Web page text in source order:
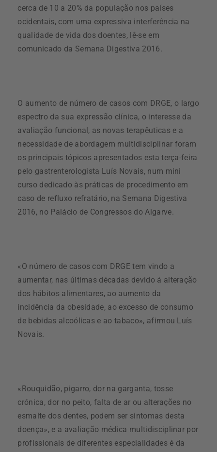
cerca de 10 a 20% da população nos países
ocidentais, com uma expressiva interferência na
qualidade de vida dos doentes, lê-se em
comunicado da Semana Digestiva 2016.
O aumento de número de casos com DRGE, o largo
espectro da sua expressão clínica, o interesse da
avaliação funcional, as novas terapêuticas e a
necessidade de abordagem multidisciplinar foram
os principais tópicos apresentados esta terça-feira
pelo gastrenterologista Luís Novais, num mini
curso dedicado às práticas de procedimento em
caso de refluxo refratário, na Semana Digestiva
2016, no Palácio de Congressos do Algarve.
«O número de casos com DRGE tem vindo a
aumentar, nas últimas décadas devido á alteração
dos hábitos alimentares, ao aumento da
incidência da obesidade, ao excesso de consumo
de bebidas alcoólicas e ao tabaco», afirmou Luís
Novais.
«Rouquidão, pigarro, dor na garganta, tosse
crónica, dor no peito, falta de ar ou alterações no
esmalte dos dentes, podem ser sintomas desta
doença», e a avaliação médica multidisciplinar por
profissionais de diferentes especialidades é da